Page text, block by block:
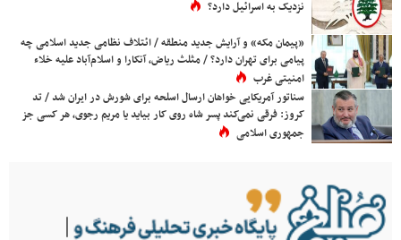
نزدیک به اسرائیل دارد؟
«پیمان مکه» و آرایش جدید منطقه / ائتلاف نظامی جدید اسلامی چه
پیامی برای تهران دارد؟ / مثلث ریاض، آنکارا و اسلام‌آباد علیه خلاء
امنیتی غرب
سناتور آمریکایی خواهان ارسال اسلحه برای شورش در ایران شد / تد
کروز: فرقی نمی‌کند پسر شاه روی کار بیاید یا مریم رجوی، هر کسی جز
جمهوری اسلامی